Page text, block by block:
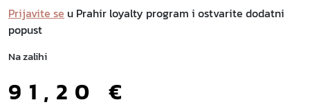
Prijavite se u Prahir loyalty program i ostvarite dodatni
popust
Na zalihi
91,20€